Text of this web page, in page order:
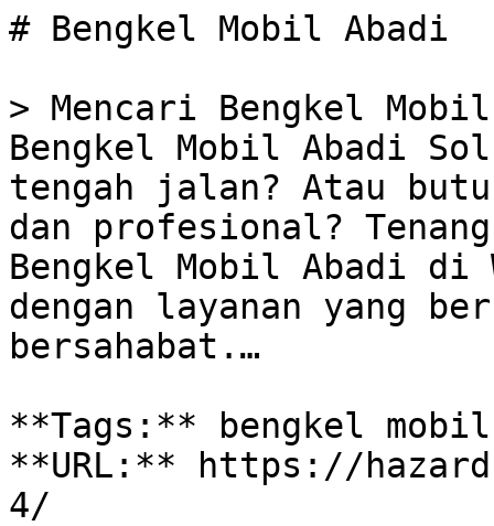
# Bengkel Mobil Abadi
> Mencari Bengkel
Bengkel Mobil Abadi
tengah jalan? Atau
dan profesional?
Bengkel Mobil Abadi di
dengan layanan yang
bersahabat.…
**Tags:** bengkel
**URL:** https://
4/